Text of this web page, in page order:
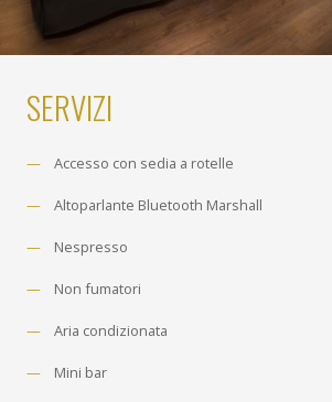
SERVIZI
Accesso con sedia a rotelle
Altoparlante Bluetooth Marshall
Nespresso
Non fumatori
Aria condizionata
Mini bar